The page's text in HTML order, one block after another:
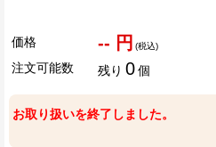
価格 -- 円 (税込)
注文可能数 残り 0個
お取り扱いを終了しました。